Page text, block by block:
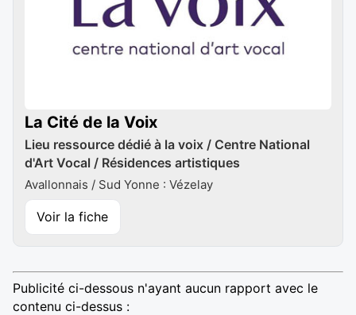
La Cité de la Voix
Lieu ressource dédié à la voix / Centre National
d'Art Vocal / Résidences artistiques
Avallonnais / Sud Yonne : Vézelay
Voir la fiche
Publicité ci-dessous n'ayant aucun rapport avec le
contenu ci-dessus :